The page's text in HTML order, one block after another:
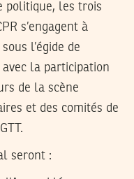
politique, les trois
s’engagent à
l’égide de
avec la participation
de la scène
et des comités de
seront :